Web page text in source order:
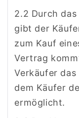
2.2 Durch
gibt der
zum Kauf
Vertrag
Verkäufer
dem Käufer
ermöglicht.